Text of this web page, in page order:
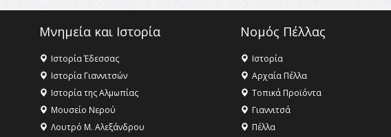
Μνημεία και Ιστορία
Ιστορία Έδεσσας
Ιστορία Γιαννιτσών
Ιστορία της Αλμωπίας
Μουσείο Νερού
Λουτρό Μ. Αλεξάνδρου
Νομός Πέλλας
Ιστορία
Αρχαία Πέλλα
Τοπικά Προϊόντα
Γιαννιτσά
Πέλλα